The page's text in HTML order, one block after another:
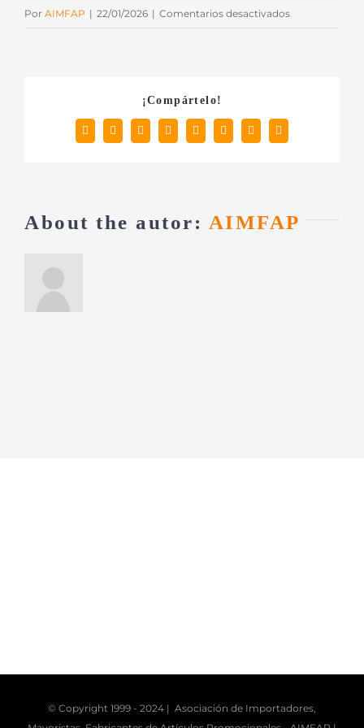
Por AIMFAP | 22/01/2026 | Comentarios desactivadosen
¡Compártelo!
Facebook
X RedditLinkedInTumblrPinterest
Vk
Correo
electrónico
About the autor: AIMFAP
© Copyright 1999 - 2024 | Asociación de Importadores,